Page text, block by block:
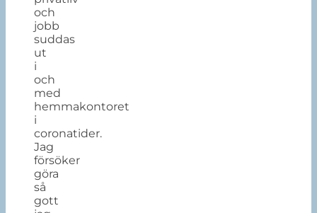
och
jobb
suddas
ut
i
och
med
hemmakontoret
i
coronatider.
Jag
försöker
göra
så
gott